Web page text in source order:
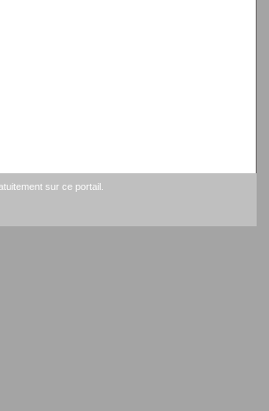
sur ce portail.